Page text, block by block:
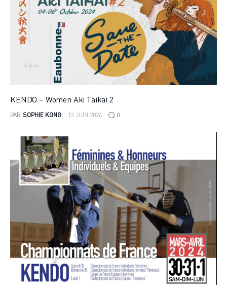
KENDO – Women Aki Taikai 2
PAR SOPHIE KONG 13 JUIN 2024 0